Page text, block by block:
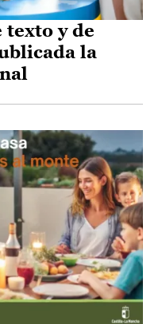
texto y de
la